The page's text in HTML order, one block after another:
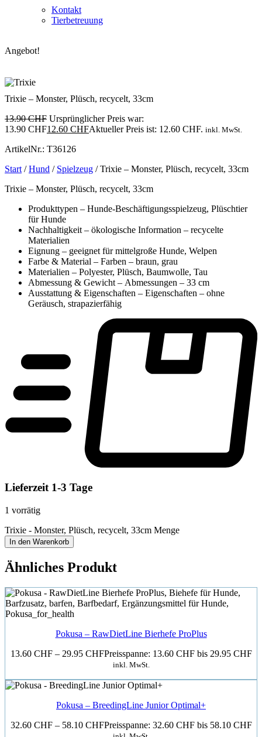
Kontakt
Tierbetreuung
Angebot!
Trixie – Monster, Plüsch, recycelt, 33cm
13.90CHF Ursprünglicher Preis war:
13.90 CHF12.60 CHFAktueller Preis ist: 12.60 CHF. inkl. MwSt.
ArtikelNr.: T36126
Start/Hund / Spielzeug / Trixie – Monster, Plüsch, recycelt, 33cm
Trixie – Monster, Plüsch, recycelt, 33cm
Produkttypen – Hunde-Beschäftigungsspielzeug, Plüschtier
für Hunde
Nachhaltigkeit – ökologische Information – recycelte
Materialien
Eignung – geeignet für mittelgroße Hunde, Welpen
Farbe & Material – Farben – braun, grau
Materialien – Polyester, Plüsch, Baumwolle, Tau
Abmessung & Gewicht – Abmessungen – 33 cm
Ausstattung & Eigenschaften – Eigenschaften – ohne
Geräusch, strapazierfähig
Lieferzeit 1-3 Tage
1 vorrätig
Trixie - Monster, Plüsch, recycelt, 33cm Menge
In den Warenkorb
Ähnliches Produkt
Pokusa – RawDietLine Bierhefe ProPlus
13.60 CHF – 29.95 CHFPreisspanne: 13.60 CHF bis 29.95 CHF
inkl. MwSt.
Pokusa – BreedingLine Junior Optimal+
32.60 CHF – 58.10 CHFPreisspanne: 32.60 CHF bis 58.10 CHF